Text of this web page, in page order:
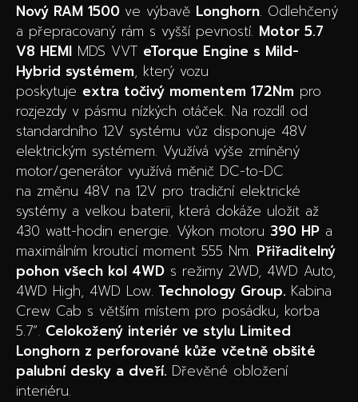
Nový RAM 1500 ve výbavě Longhorn. Odlehčený
a přepracovaný rám s vyšší pevností. Motor 5.7
V8 HEMI MDS VVT eTorque Engine s Mild-
Hybrid systémem, který vozu
poskytuje extra točivý momentem 172Nm pro
rozjezdy v pásmu nízkých otáček. Na rozdíl od
standardního 12V systému vůz disponuje 48V
elektrickým systémem. Využívá výše zmíněný
motor/generátor využívá měnič DC-to-DC
na změnu 48V na 12V pro tradiční elektrické
systémy a velkou baterii, která dokáže uložit až
430 watt-hodin energie. Výkon motoru 390 HP a
maximálním krouticí moment 555 Nm. Přiřaditelný
pohon všech kol 4WD s režimy 2WD, 4WD Auto,
4WD High, 4WD Low. Technology Group. Kabina
Crew Cab s větším místem pro posádku, korba
5.7“. Celokožený interiér ve stylu Limited
Longhorn z perforované kůže včetně obšité
palubní desky a dveří. Dřevěné obložení
interiéru.